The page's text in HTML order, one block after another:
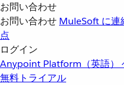
お問い合わせ
お問い合わせ MuleSoft に連
点
ログイン
Anypoint Platform（英語）
無料トライアル